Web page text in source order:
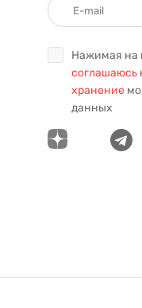
Нажимая на
соглашаюсь
хранение
данных